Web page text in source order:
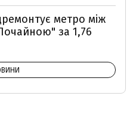
метро між
за 1,76